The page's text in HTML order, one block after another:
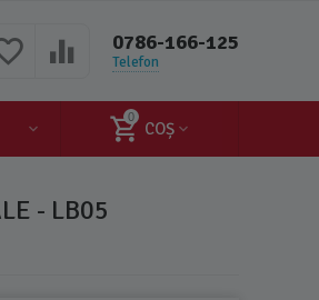
0786-166-125
Telefon
0
COȘ
- LB05